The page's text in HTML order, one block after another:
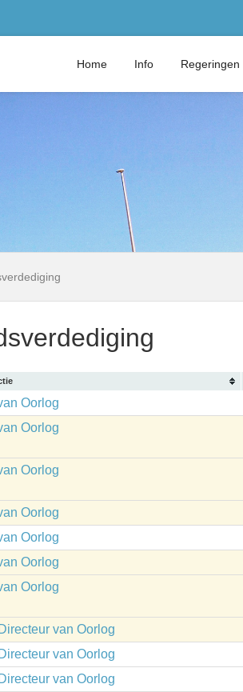
Home Info Regeringen
Oorlog
Oorlog
Oorlog
Oorlog
Oorlog
Oorlog
Oorlog
van Oorlog
van Oorlog
van Oorlog